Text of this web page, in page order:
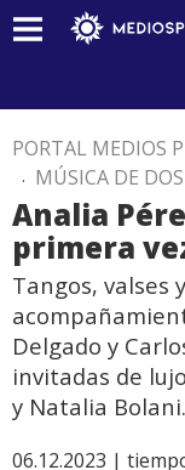
PORTAL MEDIOS
. MÚSICA DE
Analia
primera
Tangos, valses
Delgado y
invitadas de
y Natalia Bolani.
06.12.2023 |